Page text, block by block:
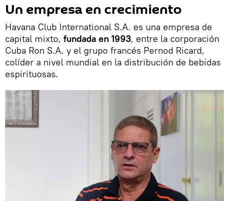
Un empresa en crecimiento
Havana Club International S.A. es una empresa de
capital mixto, fundada en 1993, entre la corporación
Cuba Ron S.A. y el grupo francés Pernod Ricard,
colíder a nivel mundial en la distribución de bebidas
espirituosas.